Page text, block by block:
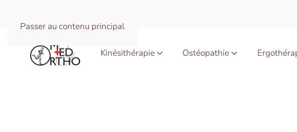
Passer au contenu principal
Kinésithérapie Ostéopathie